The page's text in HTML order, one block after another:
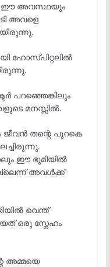
ഈ അവസ്ഥയും
അവളെ
ഹോസ്പിറ്റലിൽ
പറഞ്ഞെങ്കിലും
മനസ്സിൽ.
ജീവൻ തന്റെ പുറകെ
ഈ ഭൂമിയിൽ
അവൾക്ക്
വെന്ത്
ഒരു സ്നേഹം
അമ്മയെ